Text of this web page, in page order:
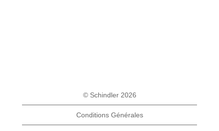
© Schindler 2026
Conditions Générales